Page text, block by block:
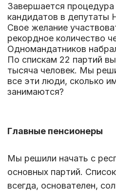
Завершается
кандидатов в депутаты
Свое желание
рекордное количество
Одномандатников
По спискам 22 партий
тысяча человек. Мы
все эти люди, сколько
занимаются?
Главные пенсионеры
Мы решили начать с
основных партий.
всегда, основателен,